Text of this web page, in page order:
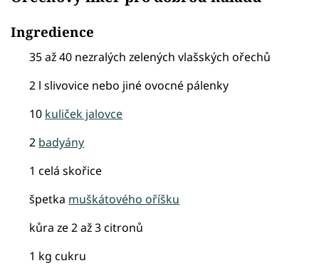
Ingredience
35 až 40 nezralých zelených vlašských ořechů
2 l slivovice nebo jiné ovocné pálenky
10 kuliček jalovce
2 badyány
1 celá skořice
špetka muškátového oříšku
kůra ze 2 až 3 citronů
1 kg cukru